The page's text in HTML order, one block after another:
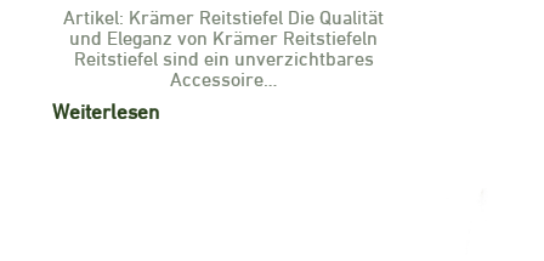
Artikel: Krämer Reitstiefel Die Qualität
und Eleganz von Krämer Reitstiefeln
Reitstiefel sind ein unverzichtbares
Accessoire…
Weiterlesen